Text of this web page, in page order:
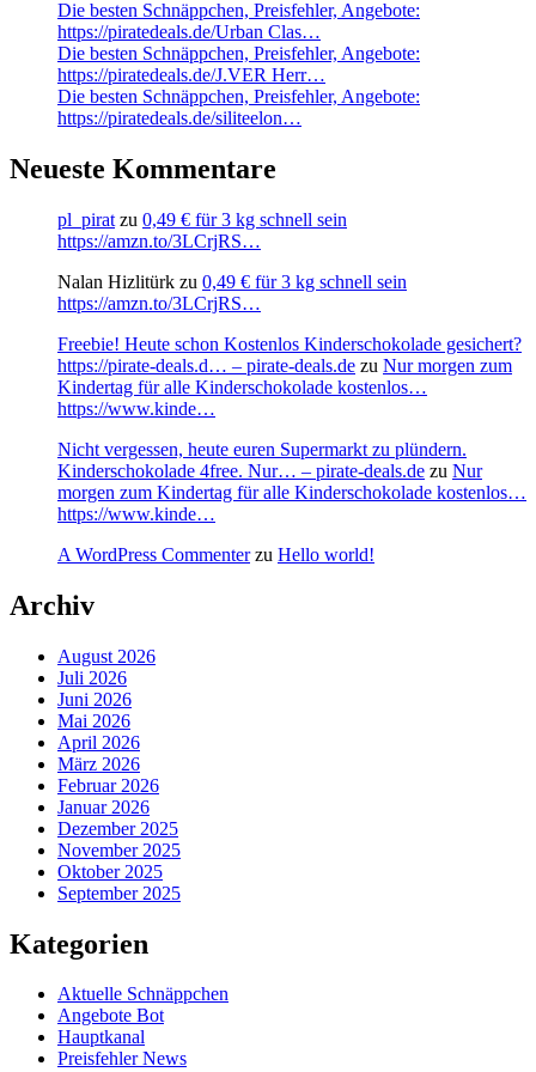
Die besten Schnäppchen, Preisfehler, Angebote:
https://piratedeals.de/Urban Clas…
Die besten Schnäppchen, Preisfehler, Angebote:
https://piratedeals.de/J.VER Herr…
Die besten Schnäppchen, Preisfehler, Angebote:
https://piratedeals.de/siliteelon…
Neueste Kommentare
pl_pirat zu 0,49 € für 3 kg schnell sein
https://amzn.to/3LCrjRS…
Nalan Hizlitürk zu 0,49 € für 3 kg schnell sein
https://amzn.to/3LCrjRS…
Freebie! Heute schon Kostenlos Kinderschokolade gesichert?
https://pirate-deals.d… – pirate-deals.de zu Nur morgen zum
Kindertag für alle Kinderschokolade kostenlos…
https://www.kinde…
Nicht vergessen, heute euren Supermarkt zu plündern.
Kinderschokolade 4free. Nur… – pirate-deals.de zu Nur
morgen zum Kindertag für alle Kinderschokolade kostenlos…
https://www.kinde…
A WordPress Commenterzu Hello world!
Archiv
August 2026
Juli 2026
Juni 2026
Mai 2026
April 2026
März 2026
Februar 2026
Januar 2026
Dezember 2025
November 2025
Oktober 2025
September 2025
Kategorien
Aktuelle Schnäppchen
Angebote Bot
Hauptkanal
Preisfehler News